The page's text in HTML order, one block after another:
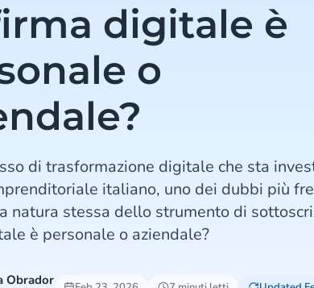
digitale è
o
di trasformazione digitale che sta
italiano, uno dei dubbi più
natura stessa dello strumento di
è personale o aziendale?
Obrador